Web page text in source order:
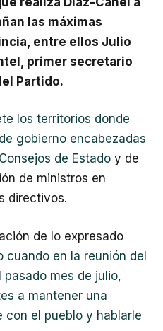
las máximas
entre ellos Julio
primer secretario
Partido.
los territorios donde
gobierno encabezadas
de Estado y de
de ministros en
directivos.
de lo expresado
cuando en la reunión del
mes de julio,
a mantener una
el pueblo y hablarle